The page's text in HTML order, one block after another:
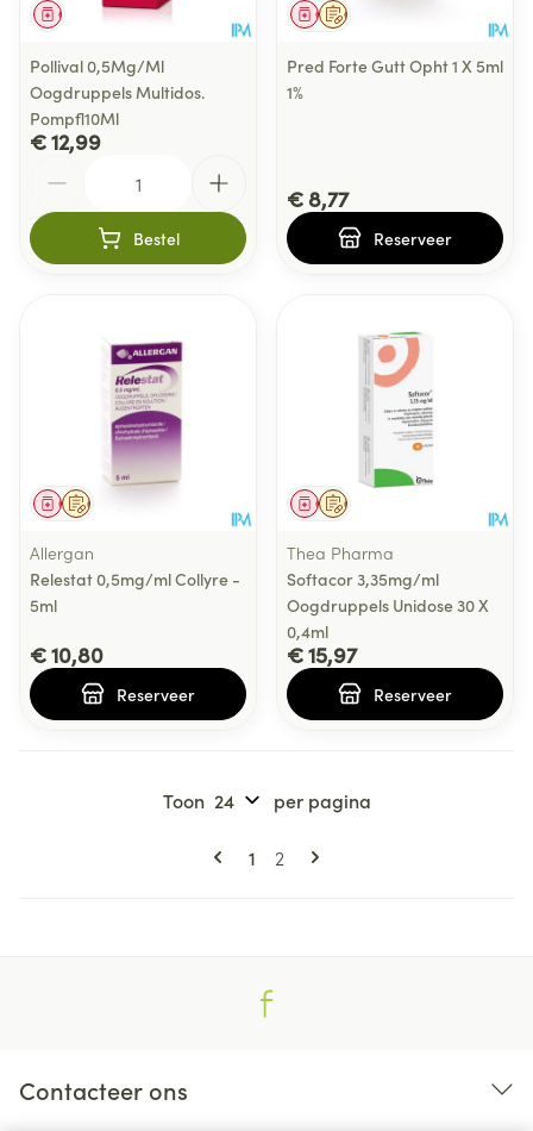
Geneesmiddel
Pollival 0,5Mg/Ml
Oogdruppels Multidos.
Pompfl10Ml
€ 12,99
Bestel
Op voorschrift
Geneesmiddel
Pred Forte Gutt Opht 1 X 5ml
1%
€ 8,77
Reserveer
Op voorschrift
Geneesmiddel
Allergan
Relestat 0,5mg/ml Collyre -
5ml
€ 10,80
Reserveer
Op voorschrift
Geneesmiddel
Thea Pharma
Softacor 3,35mg/ml
Oogdruppels Unidose 30 X
0,4ml
€ 15,97
Reserveer
Pagina's
U lees momenteel pagina
1 Pagina
2
Toon per pagina
Contacteer ons